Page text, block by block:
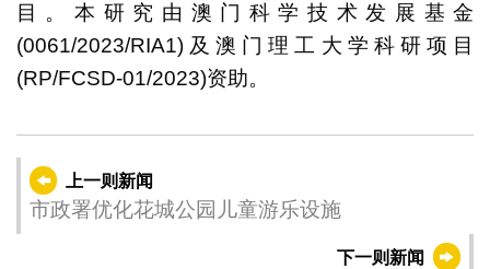
目。本研究由澳门科学技术发展基金
(0061/2023/RIA1)及澳门理工大学科研项目
(RP/FCSD-01/2023)资助。
上一则新闻
市政署优化花城公园儿童游乐设施
下一则新闻